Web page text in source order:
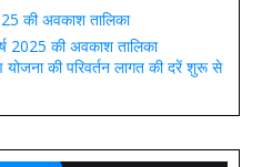
की अवकाश तालिका
2025 की अवकाश तालिका
की परिवर्तन लागत की दरें शुरू से